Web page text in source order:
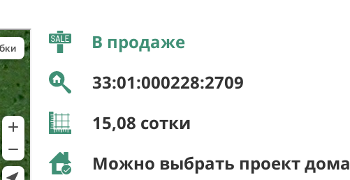
В продаже
33:01:000228:2709
15,08 сотки
Можно выбрать проект дома